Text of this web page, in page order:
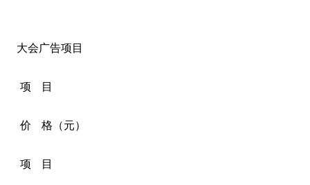
大会广告项目
项 目
价 格（元）
项 目